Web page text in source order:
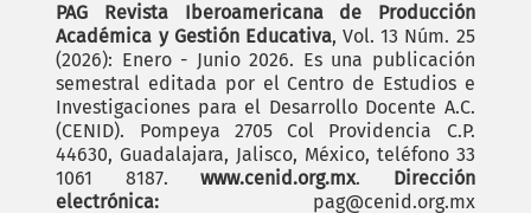
PAG Revista Iberoamericana de Producción
Académica y Gestión Educativa, Vol. 13 Núm. 25
(2026): Enero - Junio 2026. Es una publicación
semestral editada por el Centro de Estudios e
Investigaciones para el Desarrollo Docente A.C.
(CENID). Pompeya 2705 Col Providencia C.P.
44630, Guadalajara, Jalisco, México, teléfono 33
1061 8187.www.cenid.org.mx. Dirección
electrónica: pag@cenid.org.mx